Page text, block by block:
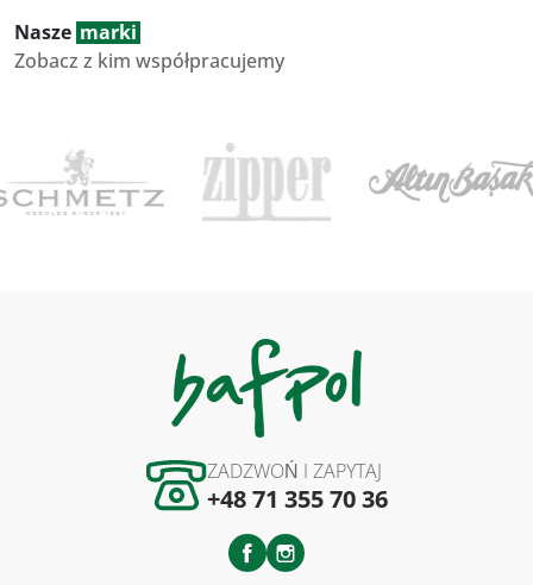
Nasze marki
Zobacz z kim współpracujemy
ZADZWOŃ I ZAPYTAJ
+48 71 355 70 36
Facebook
Instagram